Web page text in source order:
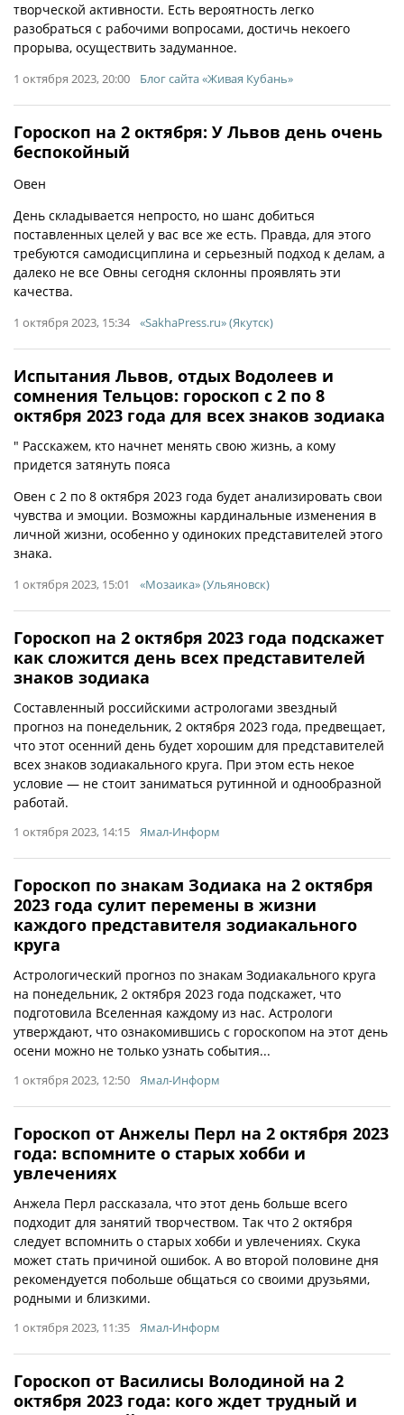
творческой активности. Есть вероятность легко
разобраться с рабочими вопросами, достичь некоего
прорыва, осуществить задуманное.
1 октября 2023, 20:00 Блог сайта «Живая Кубань»
Гороскоп на 2 октября: У Львов день очень
беспокойный
Овен
День складывается непросто, но шанс добиться
поставленных целей у вас все же есть. Правда, для этого
требуются самодисциплина и серьезный подход к делам, а
далеко не все Овны сегодня склонны проявлять эти
качества.
1 октября 2023, 15:34 «SakhaPress.ru» (Якутск)
Испытания Львов, отдых Водолеев и
сомнения Тельцов: гороскоп с 2 по 8
октября 2023 года для всех знаков зодиака
" Расскажем, кто начнет менять свою жизнь, а кому
придется затянуть пояса
Овен с 2 по 8 октября 2023 года будет анализировать свои
чувства и эмоции. Возможны кардинальные изменения в
личной жизни, особенно у одиноких представителей этого
знака.
1 октября 2023, 15:01 «Мозаика» (Ульяновск)
Гороскоп на 2 октября 2023 года подскажет
как сложится день всех представителей
знаков зодиака
Составленный российскими астрологами звездный
прогноз на понедельник, 2 октября 2023 года, предвещает,
что этот осенний день будет хорошим для представителей
всех знаков зодиакального круга. При этом есть некое
условие — не стоит заниматься рутинной и однообразной
работай.
1 октября 2023, 14:15 Ямал-Информ
Гороскоп по знакам Зодиака на 2 октября
2023 года сулит перемены в жизни
каждого представителя зодиакального
круга
Астрологический прогноз по знакам Зодиакального круга
на понедельник, 2 октября 2023 года подскажет, что
подготовила Вселенная каждому из нас. Астрологи
утверждают, что ознакомившись с гороскопом на этот день
осени можно не только узнать события...
1 октября 2023, 12:50 Ямал-Информ
Гороскоп от Анжелы Перл на 2 октября 2023
года: вспомните о старых хобби и
увлечениях
Анжела Перл рассказала, что этот день больше всего
подходит для занятий творчеством. Так что 2 октября
следует вспомнить о старых хобби и увлечениях. Скука
может стать причиной ошибок. А во второй половине дня
рекомендуется побольше общаться со своими друзьями,
родными и близкими.
1 октября 2023, 11:35 Ямал-Информ
Гороскоп от Василисы Володиной на 2
октября 2023 года: кого ждет трудный и